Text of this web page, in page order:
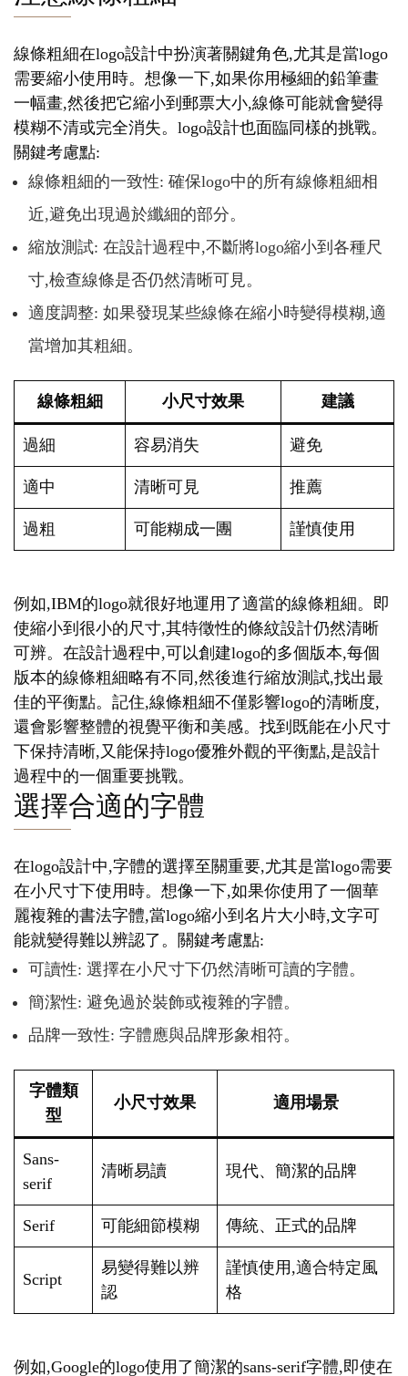
線條粗細在logo設計中扮演著關鍵角色,尤其是當logo
需要縮小使用時。想像一下,如果你用極細的鉛筆畫
一幅畫,然後把它縮小到郵票大小,線條可能就會變得
模糊不清或完全消失。logo設計也面臨同樣的挑戰。
關鍵考慮點:
線條粗細的一致性: 確保logo中的所有線條粗細相
近,避免出現過於纖細的部分。
縮放測試: 在設計過程中,不斷將logo縮小到各種尺
寸,檢查線條是否仍然清晰可見。
適度調整: 如果發現某些線條在縮小時變得模糊,適
當增加其粗細。
線條粗細 小尺寸效果 建議
過細 容易消失 避免
適中 清晰可見 推薦
過粗 可能糊成一團 謹慎使用
例如,IBM的logo就很好地運用了適當的線條粗細。即
使縮小到很小的尺寸,其特徵性的條紋設計仍然清晰
可辨。在設計過程中,可以創建logo的多個版本,每個
版本的線條粗細略有不同,然後進行縮放測試,找出最
佳的平衡點。記住,線條粗細不僅影響logo的清晰度,
還會影響整體的視覺平衡和美感。找到既能在小尺寸
下保持清晰,又能保持logo優雅外觀的平衡點,是設計
過程中的一個重要挑戰。
選擇合適的字體
在logo設計中,字體的選擇至關重要,尤其是當logo需要
在小尺寸下使用時。想像一下,如果你使用了一個華
麗複雜的書法字體,當logo縮小到名片大小時,文字可
能就變得難以辨認了。關鍵考慮點:
可讀性: 選擇在小尺寸下仍然清晰可讀的字體。
簡潔性: 避免過於裝飾或複雜的字體。
品牌一致性: 字體應與品牌形象相符。
字體類
型
小尺寸效果 適用場景
Sans-
serif
清晰易讀 現代、簡潔的品牌
Serif 可能細節模糊 傳統、正式的品牌
Script
易變得難以辨
認
謹慎使用,適合特定風
格
例如,Google的logo使用了簡潔的sans-serif字體,即使在